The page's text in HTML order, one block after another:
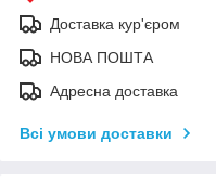
Доставка кур'єром
НОВА ПОШТА
Адресна доставка
Всі умови доставки